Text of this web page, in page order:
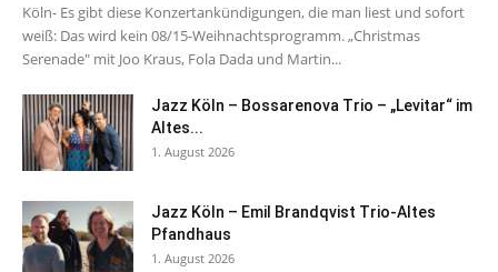
Köln- Es gibt diese Konzertankündigungen, die man liest und sofort
weiß: Das wird kein 08/15-Weihnachtsprogramm. „Christmas
Serenade" mit Joo Kraus, Fola Dada und Martin...
Jazz Köln – Bossarenova Trio – „Levitar“ im
Altes...
1. August 2026
Jazz Köln – Emil Brandqvist Trio-Altes
Pfandhaus
1. August 2026